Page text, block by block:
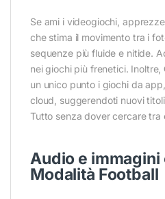
Se ami i videogiochi,
che stima il movimento tra i
sequenze più fluide e nitide.
nei giochi più frenetici. Inoltre,
un unico punto i giochi da
cloud, suggerendoti nuovi
Tutto senza dover cercare tra
Audio e
Modalità Football